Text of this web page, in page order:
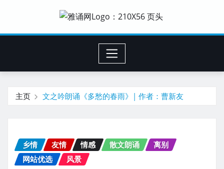
主页 文之吟朗诵《多愁的春雨》| 作者：曹新友
乡情 友情 情感 散文朗诵
离别
网站优选
风景